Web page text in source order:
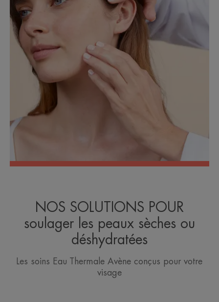
NOS SOLUTIONS POUR
soulager les peaux sèches ou
déshydratées
Les soins Eau Thermale Avène conçus pour votre
visage